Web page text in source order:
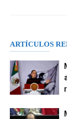
ARTÍCULOS